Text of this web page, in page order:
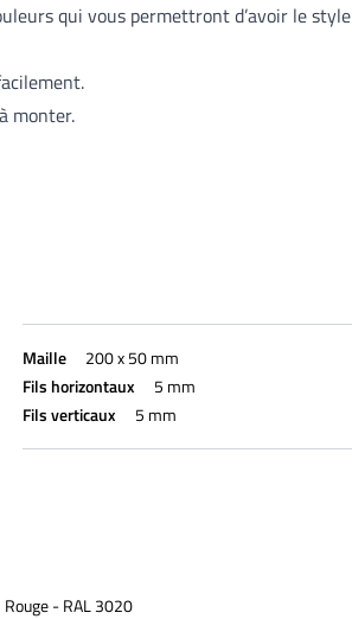
qui vous permettront d’avoir le style
monter.
Maille
200 x 50 mm
Fils horizontaux
5 mm
Fils verticaux
5 mm
Rouge - RAL 3020